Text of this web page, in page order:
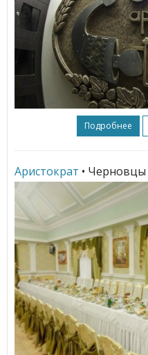
Подробнее
Аристократ • Черновцы